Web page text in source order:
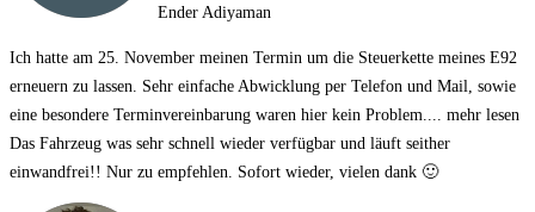
Ender Adiyaman
Ich hatte am 25. November meinen Termin um die Steuerkette meines E92
erneuern zu lassen. Sehr einfache Abwicklung per Telefon und Mail, sowie
eine besondere Terminvereinbarung waren hier kein Problem.
... mehr lesen
Das Fahrzeug was sehr schnell wieder verfügbar und läuft seither
einwandfrei!! Nur zu empfehlen. Sofort wieder, vielen dank 🙂